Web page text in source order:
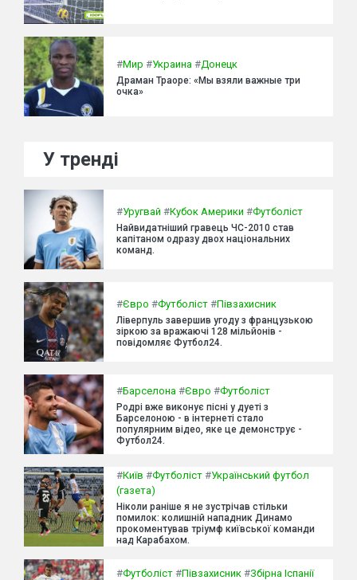
#Мир #Украина #Донецк
Драман Траоре: «Мы взяли важные три
очка»
У тренді
#Уругвай #Кубок Америки #Футболіст
Найвидатніший гравець ЧС-2010 став
капітаном одразу двох національних
команд.
#Євро #Футболіст #Півзахисник
Ліверпуль завершив угоду з французькою
зіркою за вражаючі 128 мільйонів -
повідомляє Футбол24.
#Барселона #Євро #Футболіст
Родрі вже виконує пісні у дуеті з
Барселоною - в інтернеті стало
популярним відео, яке це демонструє -
Футбол24.
#Київ #Футболіст #Український футбол
(газета)
Ніколи раніше я не зустрічав стільки
помилок: колишній нападник Динамо
прокоментував тріумф київської команди
над Карабахом.
#Футболіст #Півзахисник #Збірна Іспанії